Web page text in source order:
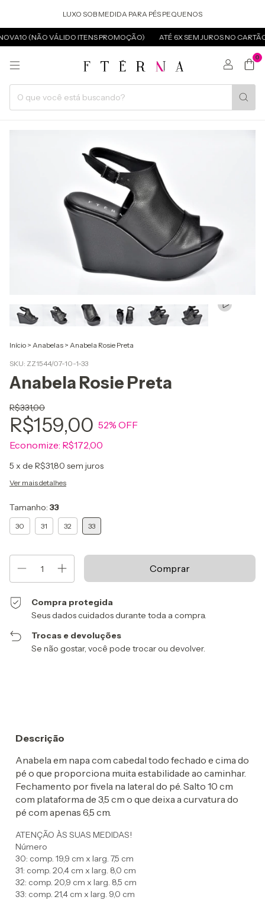
LUXO SOB MEDIDA PARA PÉS PEQUENOS
(NÃO VÁLIDO ITENS PROMOÇÃO) ATÉ 6X SEM JUROS NO CARTÃO
0
Início > Anabelas > Anabela Rosie Preta
SKU: ZZ1544/07-10-1-33
Anabela Rosie Preta
R$331,00
R$159,00 52% OFF
Economize: R$172,00
5 x de R$31,80 sem juros
Ver mais detalhes
Tamanho: 33
30 31 32 33
Compra protegida
Seus dados cuidados durante toda a compra.
Trocas e devoluções
Se não gostar, você pode trocar ou devolver.
Descrição
Anabela em napa com cabedal todo fechado e cima do
pé o que proporciona muita estabilidade ao caminhar.
Fechamento por fivela na lateral do pé. Salto 10 cm
com plataforma de 3,5 cm o que deixa a curvatura do
pé com apenas 6,5 cm.
ATENÇÃO ÀS SUAS MEDIDAS!
Número
30: comp. 19,9 cm x larg. 7,5 cm
31: comp. 20,4 cm x larg. 8,0 cm
32: comp. 20,9 cm x larg. 8,5 cm
33: comp. 21,4 cm x larg. 9,0 cm